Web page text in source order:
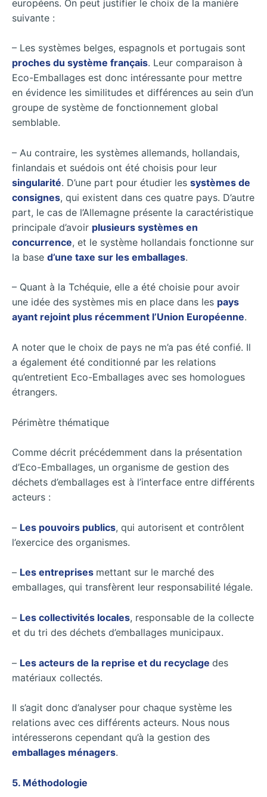
européens. On peut justifier le choix de la manière
suivante :
– Les systèmes belges, espagnols et portugais sont
proches du système français. Leur comparaison à
Eco-Emballages est donc intéressante pour mettre
en évidence les similitudes et différences au sein d’un
groupe de système de fonctionnement global
semblable.
– Au contraire, les systèmes allemands, hollandais,
finlandais et suédois ont été choisis pour leur
singularité. D’une part pour étudier les systèmes de
consignes, qui existent dans ces quatre pays. D’autre
part, le cas de l’Allemagne présente la caractéristique
principale d’avoir plusieurs systèmes en
concurrence, et le système hollandais fonctionne sur
la base d’une taxe sur les emballages.
– Quant à la Tchéquie, elle a été choisie pour avoir
une idée des systèmes mis en place dans les pays
ayant rejoint plus récemment l’Union Européenne.
A noter que le choix de pays ne m’a pas été confié. Il
a également été conditionné par les relations
qu’entretient Eco-Emballages avec ses homologues
étrangers.
Périmètre thématique
Comme décrit précédemment dans la présentation
d’Eco-Emballages, un organisme de gestion des
déchets d’emballages est à l’interface entre différents
acteurs :
– Les pouvoirs publics, qui autorisent et contrôlent
l’exercice des organismes.
– Les entreprises mettant sur le marché des
emballages, qui transfèrent leur responsabilité légale.
– Les collectivités locales, responsable de la collecte
et du tri des déchets d’emballages municipaux.
– Les acteurs de la reprise et du recyclage des
matériaux collectés.
Il s’agit donc d’analyser pour chaque système les
relations avec ces différents acteurs. Nous nous
intéresserons cependant qu’à la gestion des
emballages ménagers.
5. Méthodologie